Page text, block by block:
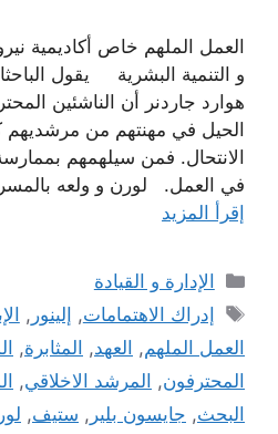
العمل الملهم خاص أكاديمية
و التنمية البشرية يقول
هوارد جاردنر أن الناشئين
الحيل في مهنتهم من مرشديهم
الانتحال. فمن سيلهمهم
في العمل. لورن و ولعه بالمسرح لورن,
إقرأ المزيد
التصنيفات
الإدارة و القيادة
الوسوم
إدراك الاهتمامات, إلينور ,
العمل الملهم, العهد, المثابرة,
المحترفون, المرشد الاخلاقي,
البحث, جايسون بلير , ستيف,